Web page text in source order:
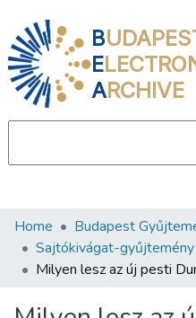
B
E
ARCHIVE
Communities &
All of DSpace
Home Budapest
Sajtókivágat-gyűjtemény